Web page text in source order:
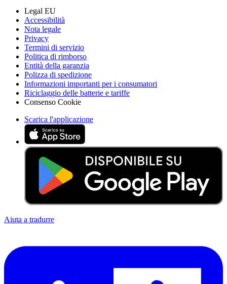
Legal EU
Accessibilità
Nota legale
Privacy
Termini di servizio
Politica di rimborso
Entità della garanzia
Polizza di spedizione
Informazioni importanti per i consumatori
Riciclaggio delle batterie e tariffe
Consenso Cookie
Scarica l'applicazione
Aiuta a tradurre